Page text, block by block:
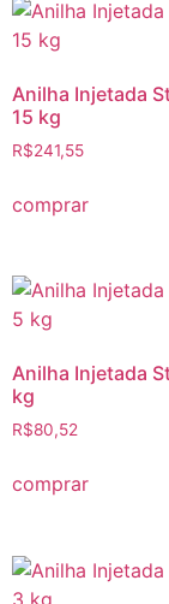
Anilha Injetada
15 kg
R$241,55
comprar
Anilha Injetada
kg
R$80,52
comprar